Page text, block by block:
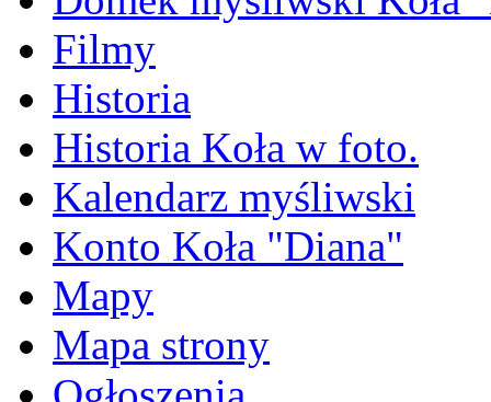
Filmy
Historia
Historia Koła w foto.
Kalendarz myśliwski
Konto Koła "Diana"
Mapy
Mapa strony